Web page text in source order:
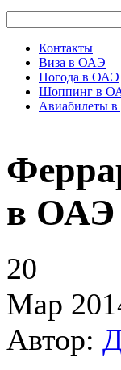
Контакты
Виза в ОАЭ
Погода в ОАЭ
Шоппинг в
Авиабилеты в
в ОАЭ
20
Мар
Автор: